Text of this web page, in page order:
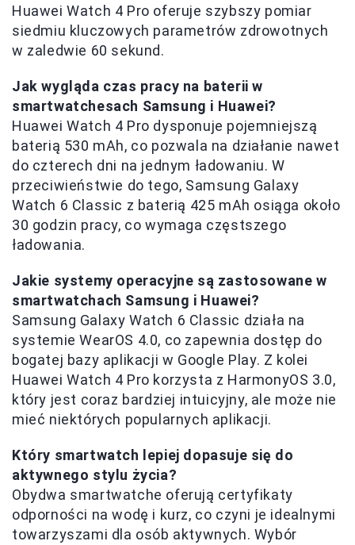
Huawei Watch 4 Pro oferuje szybszy pomiar
siedmiu kluczowych parametrów zdrowotnych
w zaledwie 60 sekund.
Jak wygląda czas pracy na baterii w
smartwatchesach Samsung i Huawei?
Huawei Watch 4 Pro dysponuje pojemniejszą
baterią 530 mAh, co pozwala na działanie nawet
do czterech dni na jednym ładowaniu. W
przeciwieństwie do tego, Samsung Galaxy
Watch 6 Classic z baterią 425 mAh osiąga około
30 godzin pracy, co wymaga częstszego
ładowania.
Jakie systemy operacyjne są zastosowane w
smartwatchach Samsung i Huawei?
Samsung Galaxy Watch 6 Classic działa na
systemie WearOS 4.0, co zapewnia dostęp do
bogatej bazy aplikacji w Google Play. Z kolei
Huawei Watch 4 Pro korzysta z HarmonyOS 3.0,
który jest coraz bardziej intuicyjny, ale może nie
mieć niektórych popularnych aplikacji.
Który smartwatch lepiej dopasuje się do
aktywnego stylu życia?
Obydwa smartwatche oferują certyfikaty
odporności na wodę i kurz, co czyni je idealnymi
towarzyszami dla osób aktywnych. Wybór